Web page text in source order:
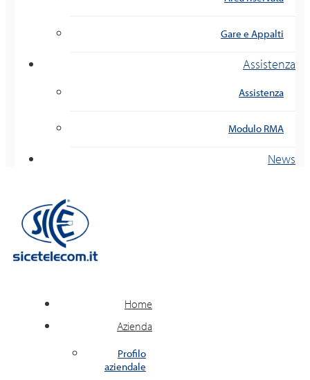
Gare e Appalti
Assistenza
Assistenza
Modulo RMA
News
Home
Azienda
Profilo
aziendale